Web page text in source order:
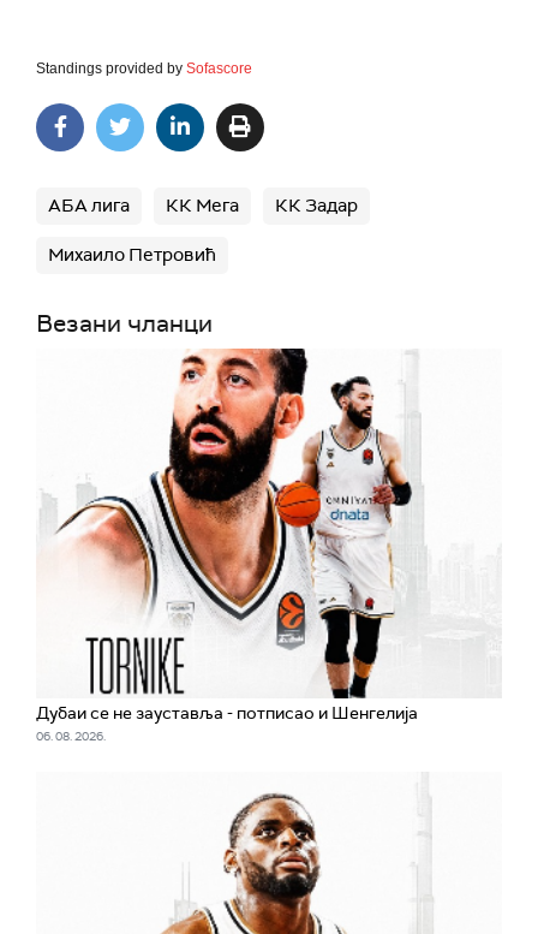
Standings provided by Sofascore
АБА лига КК Мега КК Задар
Михаило Петровић
Везани чланци
Дубаи се не зауставља - потписао и Шенгелија
06. 08. 2026.